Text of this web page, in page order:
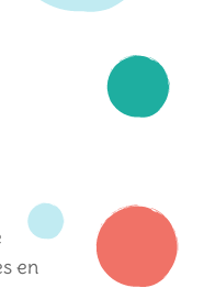
en